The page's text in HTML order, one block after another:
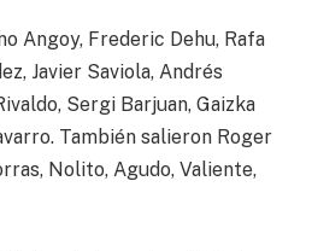
Angoy, Frederic Dehu, Rafa
Javier Saviola, Andrés
Sergi Barjuan, Gaizka
También salieron Roger
Nolito, Agudo, Valiente,